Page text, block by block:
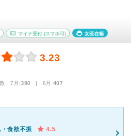
マイナ受付 (スマホ可) 女医在籍
3.23
数 7月:390 | 6月:407
食欲不振
4.5